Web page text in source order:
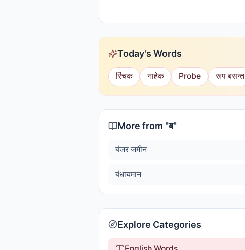
Today's Words
रिंचक नाहेक Probe रूप बसन्त
More from "ब"
बंजर जमीन
बंधायमान
Explore Categories